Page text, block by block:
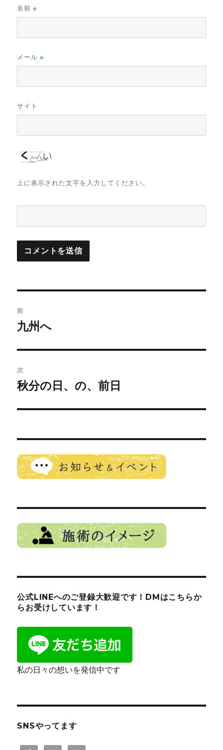
名前※
メール※
サイト
上に表示された文字を入力してください。
稿
ビ
ゲ
ー
ン
前
前
投
稿:
九州へ
次
次
投
秋分の日、の、前日
公式LINEへのご登録大歓迎です！DMはこちらか
らお受けしています！
私の日々の想いを発信中です
SNSやってます